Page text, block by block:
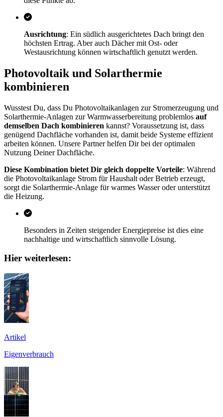
Ausrichtung: Ein südlich ausgerichtetes Dach bringt den
höchsten Ertrag. Aber auch Dächer mit Ost- oder
Westausrichtung können wirtschaftlich genutzt werden.
Photovoltaik und Solarthermie
kombinieren
Wusstest Du, dass Du Photovoltaikanlagen zur Stromerzeugung und
Solarthermie-Anlagen zur Warmwasserbereitung problemlos auf
demselben Dach kombinieren kannst? Voraussetzung ist, dass
genügend Dachfläche vorhanden ist, damit beide Systeme effizient
arbeiten können. Unsere Partner helfen Dir bei der optimalen
Nutzung Deiner Dachfläche.
Diese Kombination bietet Dir gleich doppelte Vorteile: Während
die Photovoltaikanlage Strom für Haushalt oder Betrieb erzeugt,
sorgt die Solarthermie-Anlage für warmes Wasser oder unterstützt
die Heizung.
Besonders in Zeiten steigender Energiepreise ist dies eine
nachhaltige und wirtschaftlich sinnvolle Lösung.
Hier weiterlesen:
Artikel
Eigenverbrauch